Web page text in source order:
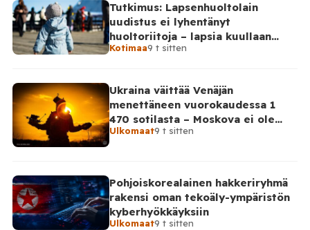
Tutkimus: Lapsenhuoltolain
uudistus ei lyhentänyt
huoltoriitoja – lapsia kuullaan
edelleen harvoin
Kotimaa9 t sitten
Ukraina väittää Venäjän
menettäneen vuorokaudessa 1
470 sotilasta – Moskova ei ole
vahvistanut lukuja
Ulkomaat9 t sitten
Pohjoiskorealainen hakkeriryhmä
rakensi oman tekoäly-ympäristön
kyberhyökkäyksiin
Ulkomaat9 t sitten